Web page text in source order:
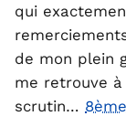
qui
de mon plein
me retrouve
scrutin…